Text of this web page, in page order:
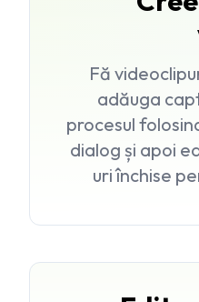
Fă
adăuga
procesul
dialog și apoi
uri închise